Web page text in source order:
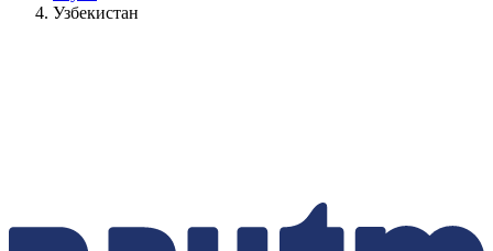
Узбекистан